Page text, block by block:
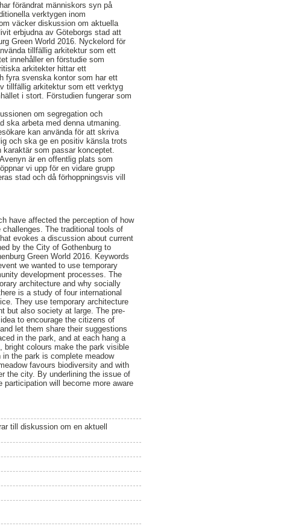
förändrat människors syn på
verktygen inom
väcker diskussion om aktuella
erbjudna av Göteborgs stad att
Green World 2016. Nyckelord för
tillfällig arkitektur som ett
innehåller en förstudie som
arkitekter hittar ett
fyra svenska kontor som har ett
tillfällig arkitektur som ett verktyg
i stort. Förstudien fungerar som
om segregation och
ska arbeta med denna utmaning.
kan använda för att skriva
och ska ge en positiv känsla trots
karaktär som passar konceptet.
är en offentlig plats som
vi upp för en vidare grupp
stad och då förhoppningsvis vill
have affected the perception of how
The traditional tools of
evokes a discussion about current
by the City of Gothenburg to
Green World 2016. Keywords
we wanted to use temporary
development processes. The
architecture and why socially
is a study of four international
They use temporary architecture
but also society at large. The pre-
to encourage the citizens of
let them share their suggestions
in the park, and at each hang a
bright colours make the park visible
the park is complete meadow
favours biodiversity and with
the city. By underlining the issue of
will become more aware
till diskussion om en aktuell